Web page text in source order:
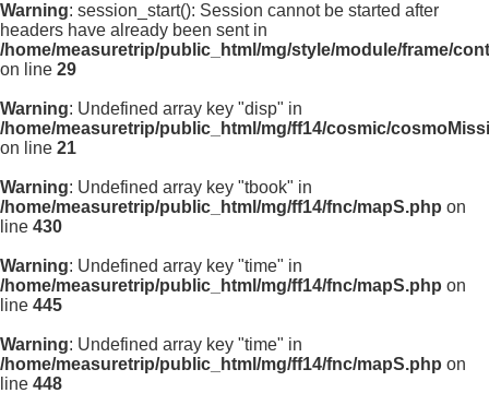
Warning: session_start(): Session cannot be started after
headers have already been sent in
/home/measuretrip/public_html/mg/style/module/frame/
on line 29
Warning: Undefined array key "disp" in
/home/measuretrip/public_html/mg/ff14/cosmic/
on line 21
Warning: Undefined array key "tbook" in
/home/measuretrip/public_html/mg/ff14/fnc/mapS.php on
line 430
Warning: Undefined array key "time" in
/home/measuretrip/public_html/mg/ff14/fnc/mapS.php on
line 445
Warning: Undefined array key "time" in
/home/measuretrip/public_html/mg/ff14/fnc/mapS.php on
line 448